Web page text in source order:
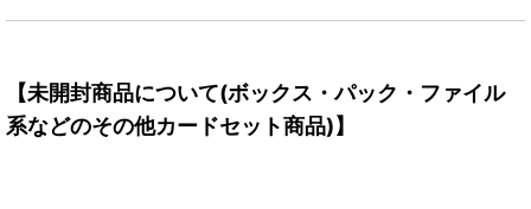
【未開封商品について(ボックス・パック・ファイル
系などのその他カードセット商品)】